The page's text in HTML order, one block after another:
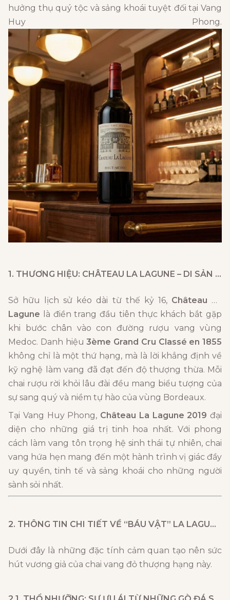
hưởng thụ quý tộc và sảng khoái tuyệt đối tại Vang
Huy Phong.
1. THƯƠNG HIỆU: CHÂTEAU LA LAGUNE – DI SẢN GRAND CRU CLASSÉ BẤT DIỆT
Sở hữu lịch sử kéo dài từ thế kỷ 16, Château La
Lagune là điền trang đầu tiên thực khách bắt gặp
khi bước chân vào con đường rượu vang vùng
Medoc. Danh hiệu3ème Grand Cru Classé en 1855
không chỉ là một thứ hạng, mà là lời khẳng định về
kỹ nghệ làm vang đã đạt đến độ thượng thừa. Mỗi
chai rượu rời khỏi lâu đài đều mang biểu tượng của
sự sang quý và niềm tự hào của vùng Bordeaux.
Tại Vang Huy Phong, Château La Lagune 2019 đại
diện cho những giá trị tinh hoa nhất. Với phong
cách làm vang tôn trọng hệ sinh thái tự nhiên, chai
vang hứa hẹn mang đến một hành trình vị giác đầy
uy quyền, tinh tế và sảng khoái cho những người
sành sỏi nhất.
2. THÔNG TIN CHI TIẾT VỀ “BÁU VẬT” LA LAGUNE 2019
Dưới đây là những đặc tính cảm quan tạo nên sức
hút vương giả của chai vang đỏ thượng hạng này.